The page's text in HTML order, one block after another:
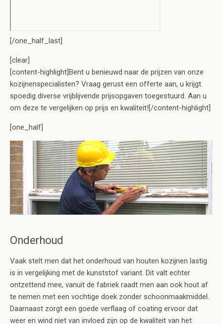
[/one_half_last]
[clear]
[content-highlight]Bent u benieuwd naar de prijzen van onze
kozijnenspecialisten? Vraag gerust een offerte aan, u krijgt
spoedig diverse vrijblijvende prijsopgaven toegestuurd. Aan u
om deze te vergelijken op prijs en kwaliteit![/content-highlight]
[one_half]
Onderhoud
Vaak stelt men dat het onderhoud van houten kozijnen lastig
is in vergelijking met de kunststof variant. Dit valt echter
ontzettend mee, vanuit de fabriek raadt men aan ook hout af
te nemen met een vochtige doek zonder schoonmaakmiddel.
Daarnaast zorgt een goede verflaag of coating ervoor dat
weer en wind niet van invloed zijn op de kwaliteit van het